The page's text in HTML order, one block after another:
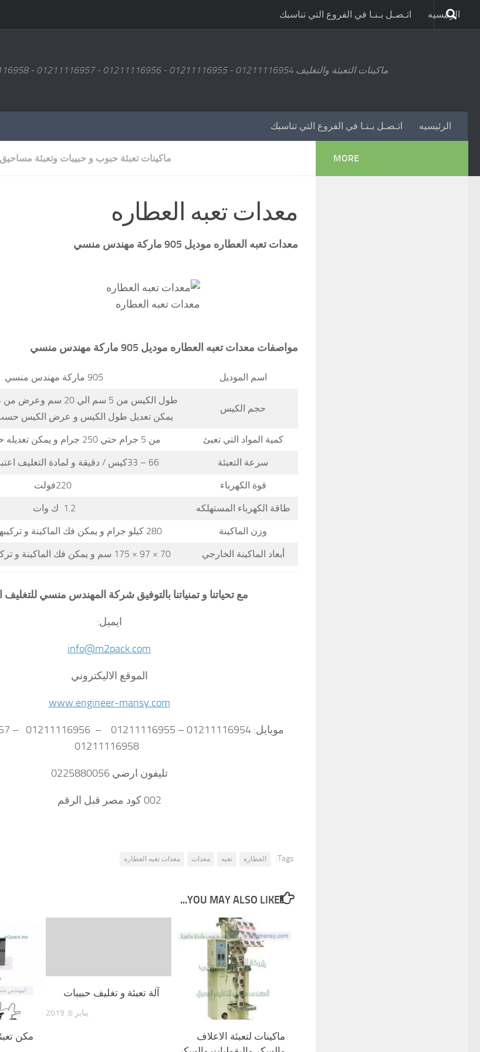
الرئيسيه اتـصـل بـنـا في الفروع التي تناسبك
ماكينات التعبئة والتغليف 01211116954 - 01211116955 - 01211116956 - 01211116957 - 01211116958
الرئيسيه اتـصـل بـنـا في الفروع التي تناسبك
ماكينات تعبئة حبوب و حبيبات وتعبئة
معدات تعبه العطاره
معدات تعبه العطاره موديل 905 ماركة مهندس منسي
معدات تعبه العطاره
مواصفات معدات تعبه العطاره موديل 905 ماركة مهندس منسي
اسم الموديل 905 ماركة مهندس منسي
حجم الكيس
يمكن تعديل طول الكيس و عرض الكيس
كمية المواد التي تعبئ من 5 جرام حتي 250 جرام و يمكن تعديله حتي 500 جرام
سرعة التعبئة
قوة الكهرباء
طاقة الكهرباء المستهلكه 1.2 ك وات
وزن الماكينة 280 كيلو جرام و يمكن فك الماكينة و تركيبها في اي مكان
أبعاد الماكينة الخارجي 70 × 97 × 175 سم و يمكن فك الماكينة و تركيبها في اي مكان
مع تحياتنا و تمنياتنا بالتوفيق شركة المهندس منسي
ايميل:
info@m2pack.com
الموقع الاليكتروني
www.engineer-mansy.com
تليفون ارضي 0225880056
002 كود مصر قبل الرقم
Tags: العطاره تعبه معدات معدات تعبه العطاره
YOU MAY ALSO LIKE...
مكن
آلة تعبئة و تغليف حبيبات
يناير 6, 2019
ماكينات لتعبئة الاعلاف
MORE